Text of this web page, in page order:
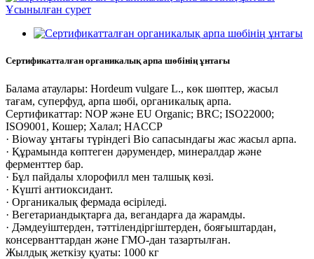
Сертификатталған органикалық арпа шөбінің ұнтағы
Балама атаулары: Hordeum vulgare L., көк шөптер, жасыл
тағам, суперфуд, арпа шөбі, органикалық арпа.
Сертификаттар: NOP және EU Organic; BRC; ISO22000;
ISO9001, Кошер; Халал; HACCP
· Bioway ұнтағы түріндегі Bio сапасындағы жас жасыл арпа.
· Құрамында көптеген дәрумендер, минералдар және
ферменттер бар.
· Бұл пайдалы хлорофилл мен талшық көзі.
· Күшті антиоксидант.
· Органикалық фермада өсіріледі.
· Вегетариандықтарға да, вегандарға да жарамды.
· Дәмдеуіштерден, тәттілендіргіштерден, бояғыштардан,
консерванттардан және ГМО-дан тазартылған.
Жылдық жеткізу қуаты: 1000 кг